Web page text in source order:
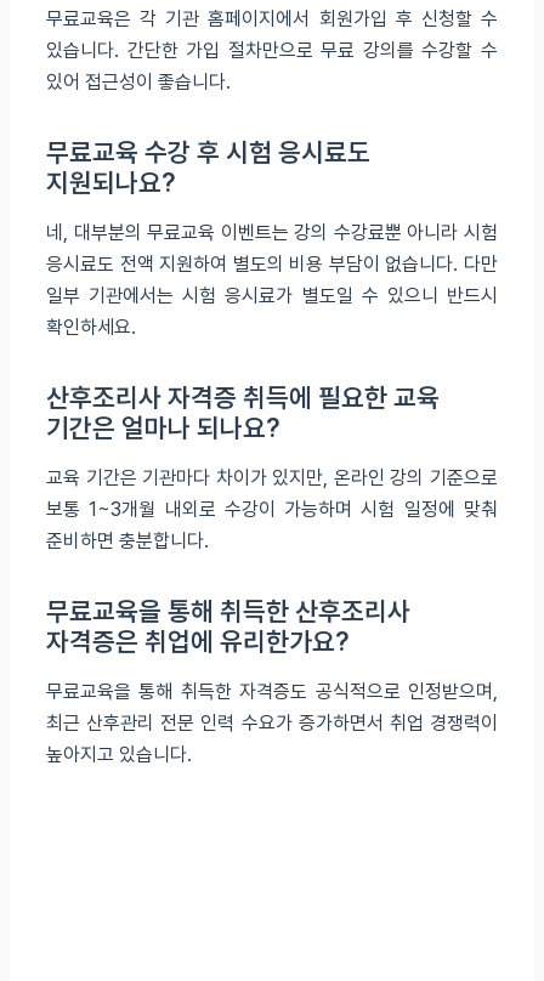
무료교육은 각 기관 홈페이지에서 회원가입 후 신청할 수
있습니다. 간단한 가입 절차만으로 무료 강의를 수강할 수
있어 접근성이 좋습니다.
무료교육 수강 후 시험 응시료도
지원되나요?
네, 대부분의 무료교육 이벤트는 강의 수강료뿐 아니라 시험
응시료도 전액 지원하여 별도의 비용 부담이 없습니다. 다만
일부 기관에서는 시험 응시료가 별도일 수 있으니 반드시
확인하세요.
산후조리사 자격증 취득에 필요한 교육
기간은 얼마나 되나요?
교육 기간은 기관마다 차이가 있지만, 온라인 강의 기준으로
보통 1~3개월 내외로 수강이 가능하며 시험 일정에 맞춰
준비하면 충분합니다.
무료교육을 통해 취득한 산후조리사
자격증은 취업에 유리한가요?
무료교육을 통해 취득한 자격증도 공식적으로 인정받으며,
최근 산후관리 전문 인력 수요가 증가하면서 취업 경쟁력이
높아지고 있습니다.